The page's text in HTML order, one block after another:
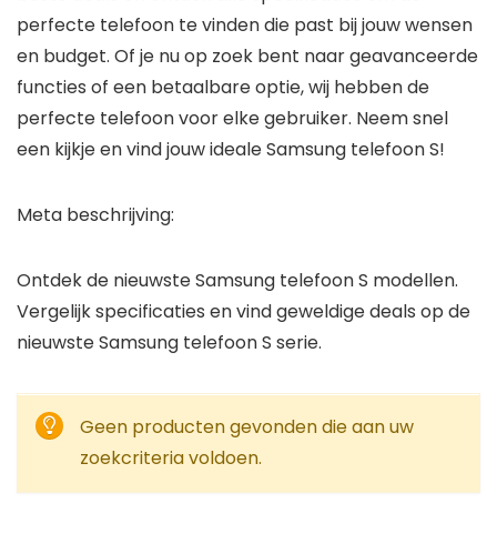
perfecte telefoon te vinden die past bij jouw wensen
en budget. Of je nu op zoek bent naar geavanceerde
functies of een betaalbare optie, wij hebben de
perfecte telefoon voor elke gebruiker. Neem snel
een kijkje en vind jouw ideale Samsung telefoon S!
Meta beschrijving:
Ontdek de nieuwste Samsung telefoon S modellen.
Vergelijk specificaties en vind geweldige deals op de
nieuwste Samsung telefoon S serie.
Geen producten gevonden die aan uw
zoekcriteria voldoen.